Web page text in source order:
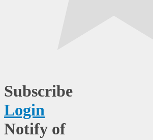
Subscribe
Login
Notify of